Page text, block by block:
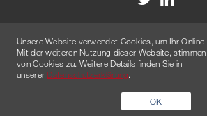
Disclaimer
© 2026 Created byAGENTUR AM
Unsere Website verwendet Cookies, um Ihr
Mit der weiteren Nutzung dieser Website,
von Cookies zu. Weitere Details finden Sie in
unserer Datenschutzerklärung.
OK